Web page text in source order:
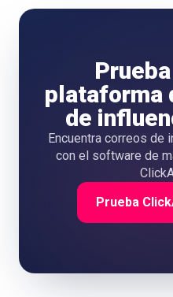
plataforma
de
Encuentra correos de
con el software de
Prueba